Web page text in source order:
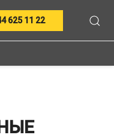
625 11 22